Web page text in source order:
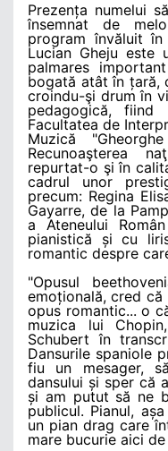
Prezența numelui
însemnat de
program învăluit în
Lucian Gheju este
palmares
bogată atât în țară,
croindu-şi drum în
pedagogică,
Facultatea de
Muzică
Recunoaşterea
repurtat-o şi în
cadrul unor
precum: Regina
Gayarre, de la
a Ateneului
pianistică și cu
romantic despre
"Opusul
emoțională, cred
opus romantic... o
muzica lui
Schubert în
Dansurile spaniole
fiu un mesager,
dansului și sper că
și am putut să ne
publicul. Pianul,
un pian drag care
mare bucurie aici